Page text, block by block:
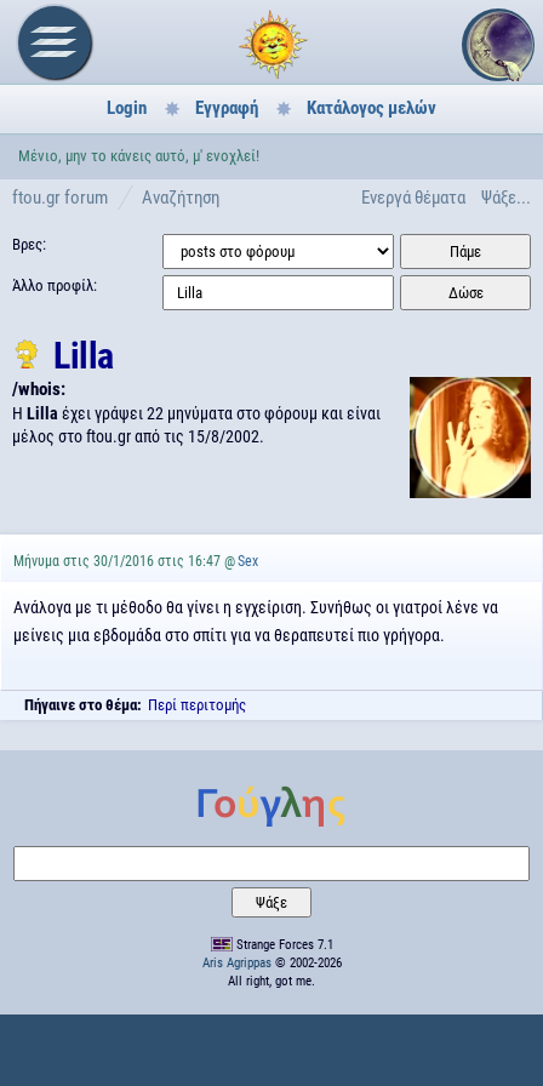
Login Εγγραφή Κατάλογος μελών
Μένιο, μην το κάνεις αυτό, μ' ενοχλεί!
Ενεργά θέματα Ψάξε...
ftou.gr forum Αναζήτηση
Lilla
Βρες:
Άλλο προφίλ:
/whois:
H Lilla έχει γράψει 22 μηνύματα στο φόρουμ και είναι
μέλος στο ftou.gr από τις 15/8/2002.
Μήνυμα στις 30/1/2016 στις 16:47 @Sex
Ανάλογα με τι μέθοδο θα γίνει η εγχείριση. Συνήθως οι γιατροί λένε να
μείνεις μια εβδομάδα στο σπίτι για να θεραπευτεί πιο γρήγορα.
Πήγαινε στο θέμα: Περί περιτομής
Strange Forces 7.1
Aris Agrippas© 2002-2026
All right, got me.